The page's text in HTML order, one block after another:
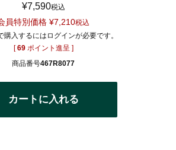
¥7,590税込
員特別価格 ¥7,210税込
購入するにはログインが必要です。
[ 69 ポイント進呈 ]
商品番号467R8077
カートに入れる